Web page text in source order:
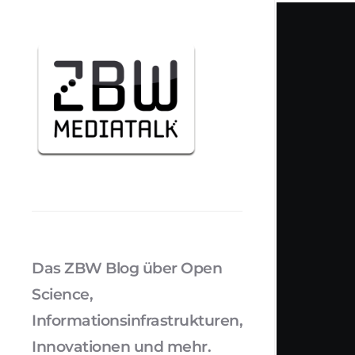
Das ZBW Blog über Open
Science,
Informationsinfrastrukturen,
Innovationen und mehr.